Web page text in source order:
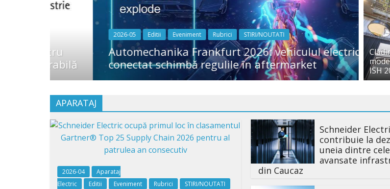
Editii Eveniment Rubrici STIRI/NOUTATI
Automechanika Frankfurt 2026: vehiculul electric și
conectat schimbă regulile în aftermarket
05
ISH
APARATAJ
2026-04
Aparataj
Electric
Editii Eveniment Rubrici STIRI/NOUTATI
Schneider
contribuie la
uneia dintre
avansate
din Caucaz